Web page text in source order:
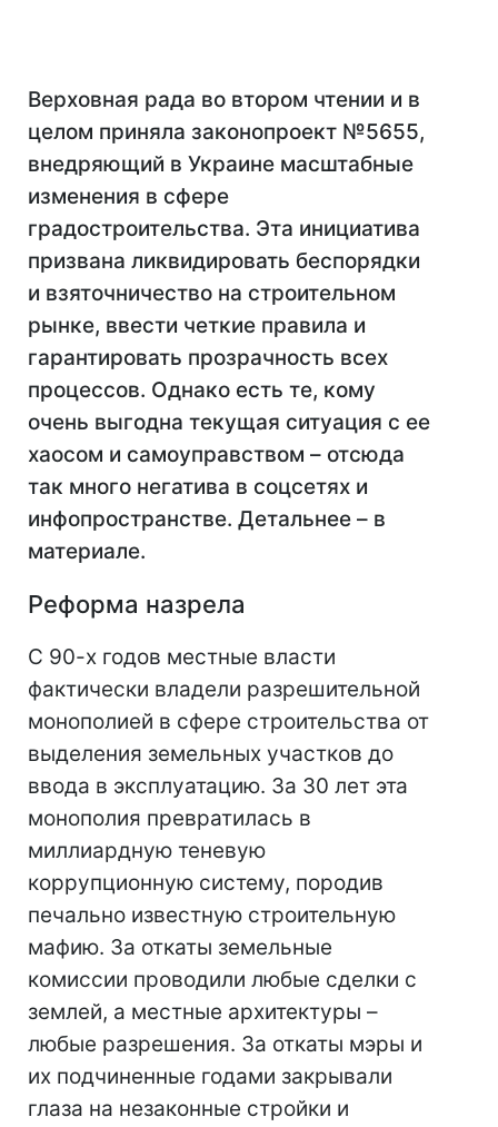
Верховная рада во втором чтении и в
целом приняла законопроект №5655,
внедряющий в Украине масштабные
изменения в сфере
градостроительства. Эта инициатива
призвана ликвидировать беспорядки
и взяточничество на строительном
рынке, ввести четкие правила и
гарантировать прозрачность всех
процессов. Однако есть те, кому
очень выгодна текущая ситуация с ее
хаосом и самоуправством – отсюда
так много негатива в соцсетях и
инфопространстве. Детальнее – в
материале.
Реформа назрела
С 90-х годов местные власти
фактически владели разрешительной
монополией в сфере строительства от
выделения земельных участков до
ввода в эксплуатацию. За 30 лет эта
монополия превратилась в
миллиардную теневую
коррупционную систему, породив
печально известную строительную
мафию. За откаты земельные
комиссии проводили любые сделки с
землей, а местные архитектуры –
любые разрешения. За откаты мэры и
их подчиненные годами закрывали
глаза на незаконные стройки и